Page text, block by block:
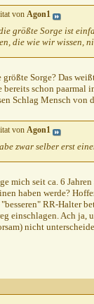
von Agon1
größte Sorge ist
die wie wir wissen,
größte Sorge? Das
bereits schon paarmal
Schlag Mensch von
von Agon1
zwar selber erst
mich seit ca. 6
haben werde?
RR-Halter
einschlagen. Ach ja,
nicht